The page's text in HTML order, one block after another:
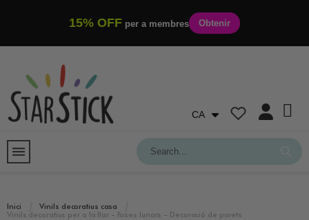
15% OFF per a membres Obtenir
CA
Inici
Vinils decoratius casa
Vinils decoratius per a la llar - Fases lunars - Decoració de parets